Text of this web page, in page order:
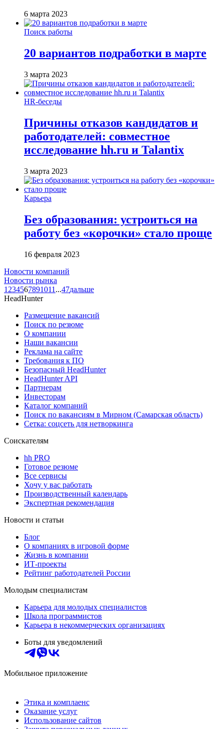
6 марта 2023
Поиск работы
20 вариантов подработки в марте
3 марта 2023
HR-беседы
Причины отказов кандидатов и
работодателей: совместное
исследование hh.ru и Talantix
3 марта 2023
Карьера
Без образования: устроиться на
работу без «корочки» стало проще
16 февраля 2023
Новости компаний
Новости рынка
1 234567891011 ...47дальше
HeadHunter
Размещение вакансий
Поиск по резюме
О компании
Наши вакансии
Реклама на сайте
Требования к ПО
Безопасный HeadHunter
HeadHunter API
Партнерам
Инвесторам
Каталог компаний
Поиск по вакансиям в Мирном (Самарская область)
Сетка: соцсеть для нетворкинга
Соискателям
hh PRO
Готовое резюме
Все сервисы
Хочу у вас работать
Производственный календарь
Экспертная рекомендация
Новости и статьи
Блог
О компаниях в игровой форме
Жизнь в компании
ИТ-проекты
Рейтинг работодателей России
Молодым специалистам
Карьера для молодых специалистов
Школа программистов
Карьера в некоммерческих организациях
Боты для уведомлений
Мобильное приложение
Этика и комплаенс
Оказание услуг
Использование сайтов